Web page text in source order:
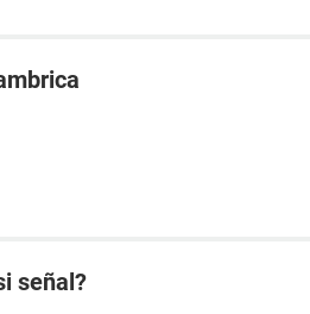
señal?